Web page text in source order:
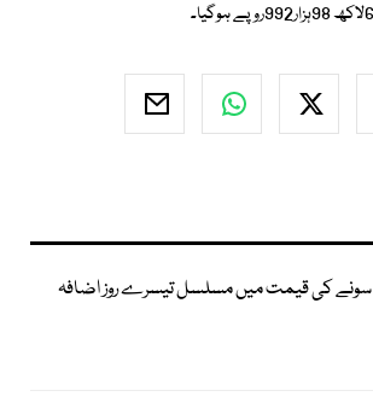
سونے کی قیمت میں مسلسل تیسرے روز اضافہ